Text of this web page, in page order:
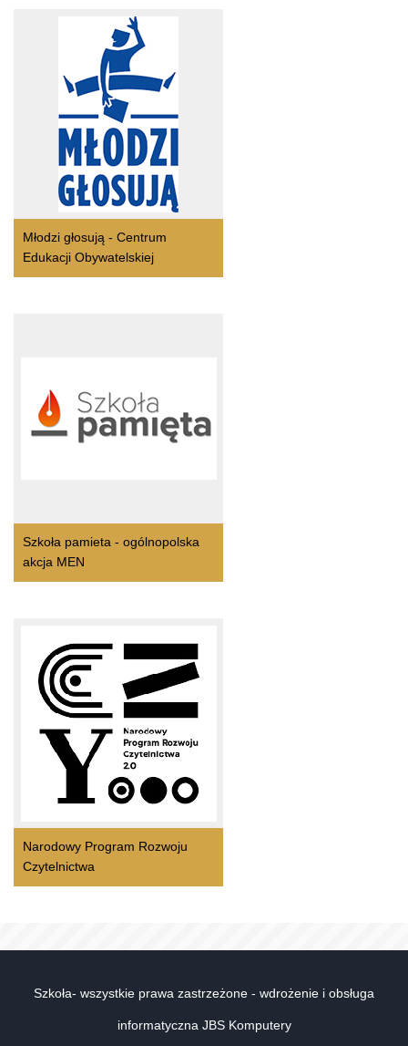
Młodzi głosują - Centrum
Edukacji Obywatelskiej
Szkoła pamieta - ogólnopolska
akcja MEN
Narodowy Program Rozwoju
Czytelnictwa
Szkoła- wszystkie prawa zastrzeżone - wdrożenie i obsługa
informatyczna JBS Komputery